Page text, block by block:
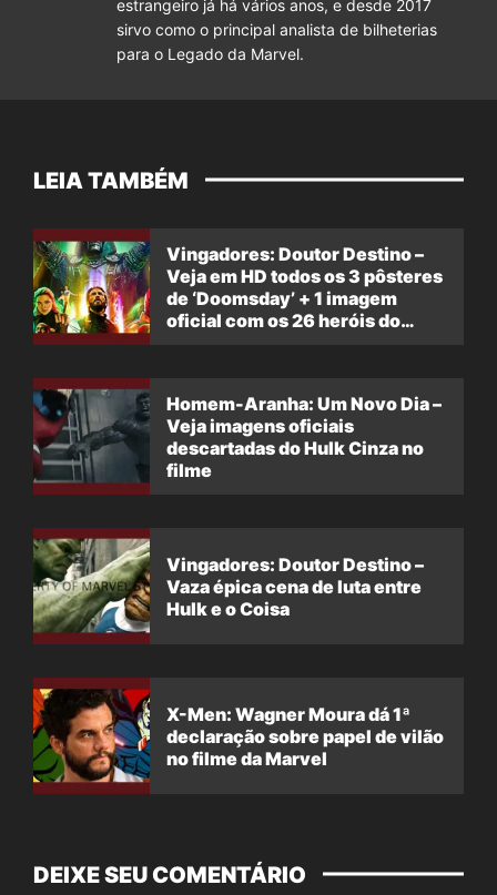
estrangeiro já há vários anos, e desde 2017
sirvo como o principal analista de bilheterias
para o Legado da Marvel.
LEIA TAMBÉM
Vingadores: Doutor Destino –
Veja em HD todos os 3 pôsteres
de ‘Doomsday’ + 1 imagem
oficial com os 26 heróis do
Homem-Aranha: Um Novo Dia –
Veja imagens oficiais
descartadas do Hulk Cinza no
filme
Vingadores: Doutor Destino –
Vaza épica cena de luta entre
Hulk e o Coisa
X-Men: Wagner Moura dá 1ª
declaração sobre papel de vilão
no filme da Marvel
DEIXE SEU COMENTÁRIO